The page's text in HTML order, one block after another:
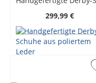
299,99 €